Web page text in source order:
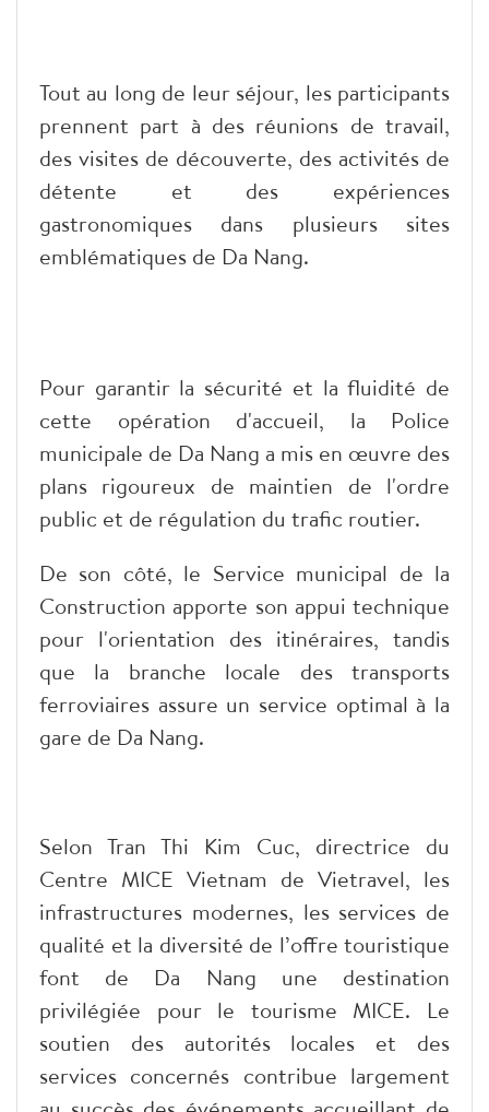
Tout au long de leur séjour, les participants
prennent part à des réunions de travail,
des visites de découverte, des activités de
détente et des expériences
gastronomiques dans plusieurs sites
emblématiques de Da Nang.
Pour garantir la sécurité et la fluidité de
cette opération d'accueil, la Police
municipale de Da Nang a mis en œuvre des
plans rigoureux de maintien de l'ordre
public et de régulation du trafic routier.
De son côté, le Service municipal de la
Construction apporte son appui technique
pour l'orientation des itinéraires, tandis
que la branche locale des transports
ferroviaires assure un service optimal à la
gare de Da Nang.
Selon Tran Thi Kim Cuc, directrice du
Centre MICE Vietnam de Vietravel, les
infrastructures modernes, les services de
qualité et la diversité de l’offre touristique
font de Da Nang une destination
privilégiée pour le tourisme MICE. Le
soutien des autorités locales et des
services concernés contribue largement